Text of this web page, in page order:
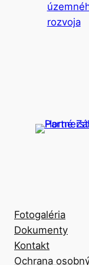
rozvoja
Fotogaléria
Dokumenty
Kontakt
Ochrana